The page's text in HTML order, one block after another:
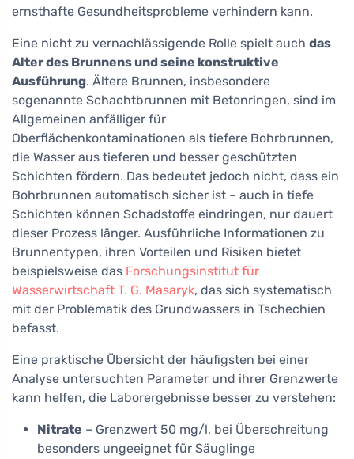
ernsthafte Gesundheitsprobleme verhindern kann.
Eine nicht zu vernachlässigende Rolle spielt auch das
Alter des Brunnens und seine konstruktive
Ausführung. Ältere Brunnen, insbesondere
sogenannte Schachtbrunnen mit Betonringen, sind im
Allgemeinen anfälliger für
Oberflächenkontaminationen als tiefere Bohrbrunnen,
die Wasser aus tieferen und besser geschützten
Schichten fördern. Das bedeutet jedoch nicht, dass ein
Bohrbrunnen automatisch sicher ist – auch in tiefe
Schichten können Schadstoffe eindringen, nur dauert
dieser Prozess länger. Ausführliche Informationen zu
Brunnentypen, ihren Vorteilen und Risiken bietet
beispielsweise das Forschungsinstitut für
Wasserwirtschaft T. G. Masaryk, das sich systematisch
mit der Problematik des Grundwassers in Tschechien
befasst.
Eine praktische Übersicht der häufigsten bei einer
Analyse untersuchten Parameter und ihrer Grenzwerte
kann helfen, die Laborergebnisse besser zu verstehen:
Nitrate – Grenzwert 50 mg/l, bei Überschreitung
besonders ungeeignet für Säuglinge